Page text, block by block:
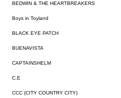
BEDWIN & THE HEARTBREAKERS
Boys in Toyland
BLACK EYE PATCH
BUENAVISTA
CAPTAINSHELM
C.E
CCC (CITY COUNTRY CITY)